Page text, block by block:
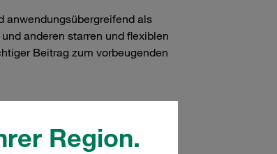
Region.
anwendungsübergreifend als
anderen starren und flexiblen
Beitrag zum vorbeugenden